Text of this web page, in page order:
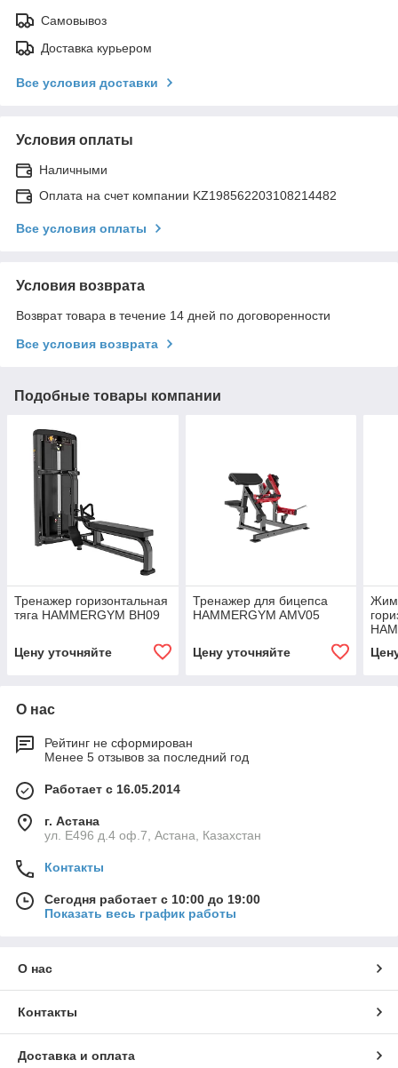
Самовывоз
Доставка курьером
Все условия доставки
Условия оплаты
Наличными
Оплата на счет компании KZ198562203108214482
Все условия оплаты
Условия возврата
Возврат товара в течение 14 дней по договоренности
Все условия возврата
Подобные товары компании
Тренажер горизонтальная
тяга HAMMERGYM BH09
Цену уточняйте
Тренажер для бицепса
HAMMERGYM AMV05
Цену уточняйте
Жим
О нас
Рейтинг не сформирован
Менее 5 отзывов за последний год
Работает с 16.05.2014
г. Астана
ул. Е496 д.4 оф.7, Астана, Казахстан
Контакты
Сегодня работает с 10:00 до 19:00
Показать весь график работы
О нас
Контакты
Доставка и оплата